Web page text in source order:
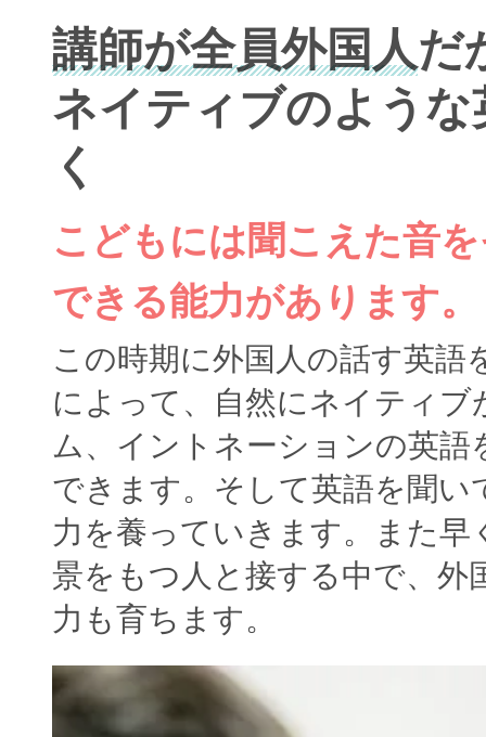
講師が全員外国人だ
ネイティブのよう
く
こどもには聞こえた音
できる能力があります。
この時期に外国人の話す英語
によって、自然にネイティブ
ム、イントネーションの英語
できます。そして英語を聞い
力を養っていきます。また早
景をもつ人と接する中で、外
力も育ちます。